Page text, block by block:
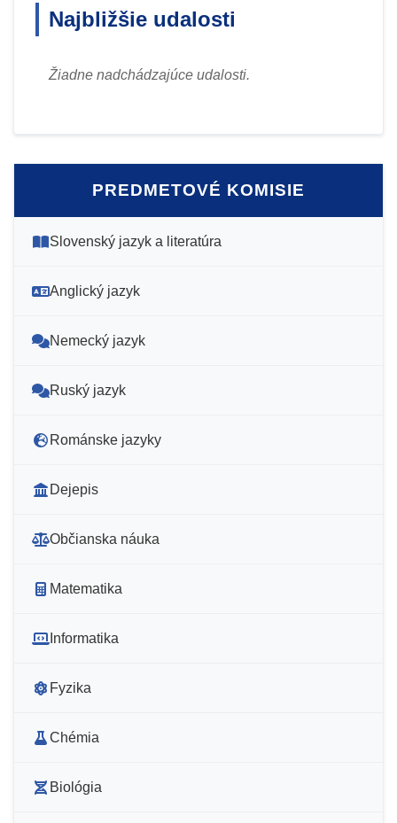
Najbližšie udalosti
Žiadne nadchádzajúce udalosti.
PREDMETOVÉ KOMISIE
Slovenský jazyk a literatúra
Anglický jazyk
Nemecký jazyk
Ruský jazyk
Románske jazyky
Dejepis
Občianska náuka
Matematika
Informatika
Fyzika
Chémia
Biológia